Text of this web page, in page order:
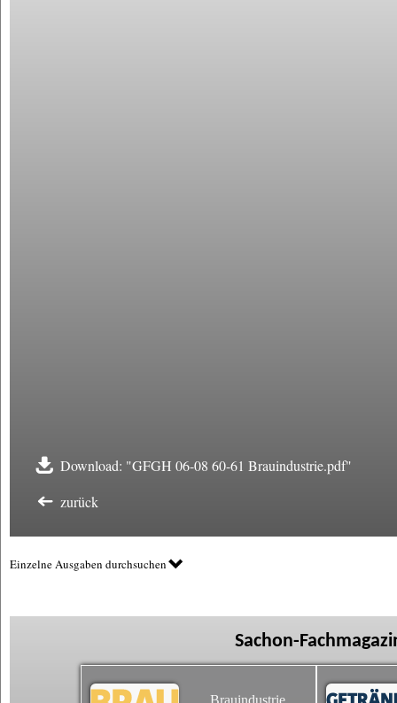
Download: "GFGH 06-08 60-61 Brauindustrie.pdf"
zurück
Einzelne Ausgaben durchsuchen
Sachon-
Brauindustrie